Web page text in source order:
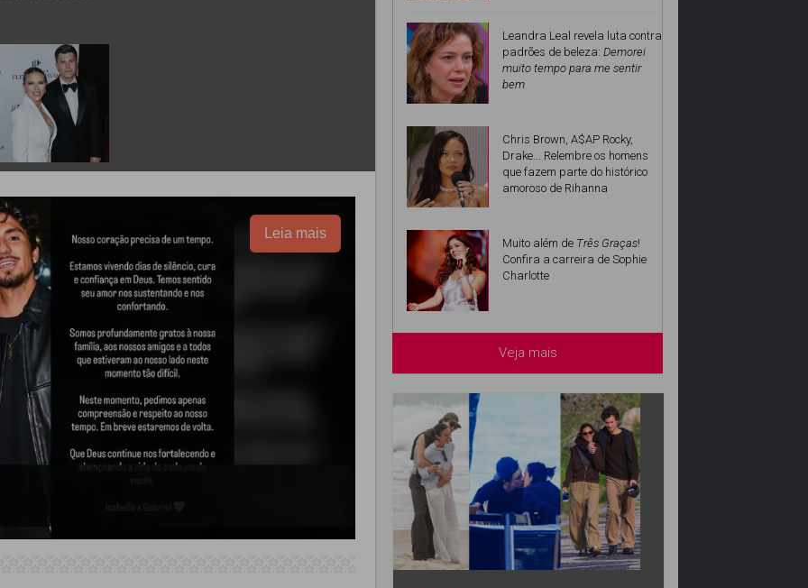
Leia mais
Leandra Leal revela luta contra
padrões de beleza: Demorei
muito tempo para me sentir
bem
Chris Brown, A$AP Rocky,
Drake... Relembre os homens
que fazem parte do histórico
amoroso de Rihanna
Muito além de Três Graças!
Confira a carreira de Sophie
Charlotte
Veja mais